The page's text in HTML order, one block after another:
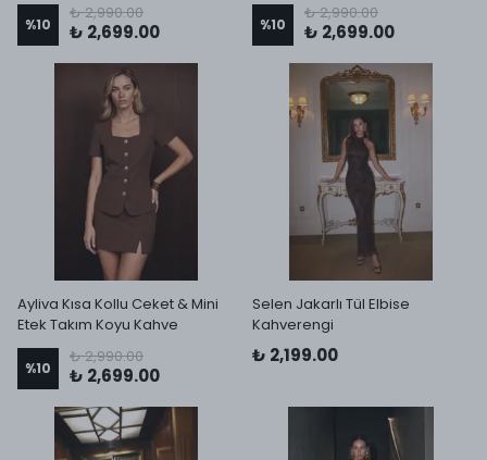
%10
₺ 2,990.00
₺ 2,699.00 %10
₺ 2,990.00
₺ 2,699.00
Ayliva Kısa Kollu Ceket & Mini
Etek Takım Koyu Kahve
%10
₺ 2,990.00
₺ 2,699.00
Selen Jakarlı Tül Elbise
Kahverengi
₺ 2,199.00